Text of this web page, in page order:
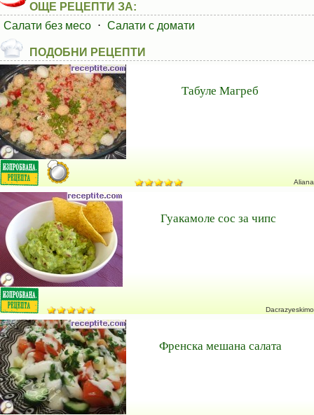
ОЩЕ РЕЦЕПТИ ЗА:
Салати без месо ⋅ Салати с домати
ПОДОБНИ РЕЦЕПТИ
Табуле Магреб
Aliana
Гуакамоле сос за чипс
Dacrazyeskimo
Френска мешана салата